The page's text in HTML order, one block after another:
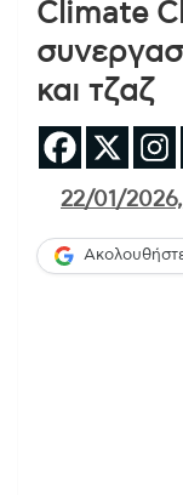
Climate
και τζαζ
22/01/